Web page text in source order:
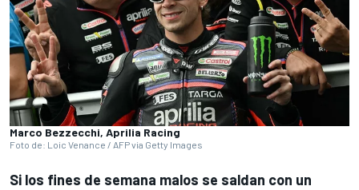
Marco Bezzecchi, Aprilia Racing
Foto de: Loic Venance / AFP via Getty Images
Si los fines de semana malos se saldan con un